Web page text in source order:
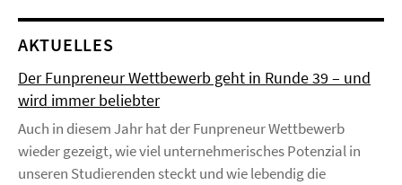
AKTUELLES
Der Funpreneur Wettbewerb geht in Runde 39 – und
wird immer beliebter
Auch in diesem Jahr hat der Funpreneur Wettbewerb
wieder gezeigt, wie viel unternehmerisches Potenzial in
unseren Studierenden steckt und wie lebendig die